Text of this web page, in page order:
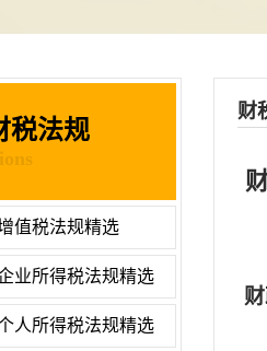
税法规
值税法规精选
业所得税法规精选
人所得税法规精选
财